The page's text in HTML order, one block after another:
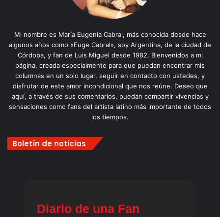
Mi nombre es María Eugenia Cabral, más conocida desde hace
algunos años como «Euge Cabral», soy Argentina, de la ciudad de
Córdoba, y fan de Luis Miguel desde 1982. Bienvenidos a mi
página, creada especialmente para que puedan encontrar mis
columnas en un solo lugar, seguir en contacto con ustedes, y
disfrutar de este amor incondicional que nos reúne. Deseo que
aquí, a través de sus comentarios, puedan compartir vivencias y
sensaciones como fans del artista latino más importante de todos
los tiempos.
Boletín de noticias